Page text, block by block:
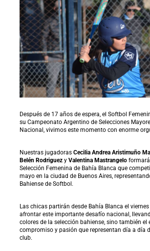
Después de 17 años de espera, el Softbol
su Campeonato Argentino de Selecciones
Nacional, vivimos este momento con enorme
Nuestras jugadoras Cecilia Andrea Aristimuño
Belén Rodriguez y Valentina Mastrangelo
Selección Femenina de Bahía Blanca que
mayo en la ciudad de Buenos Aires,
Bahiense de Softbol.
Las chicas partirán desde Bahía Blanca el
afrontar este importante desafío nacional,
colores de la selección bahiense, sino también el
compromiso y pasión que representan día a día
club.